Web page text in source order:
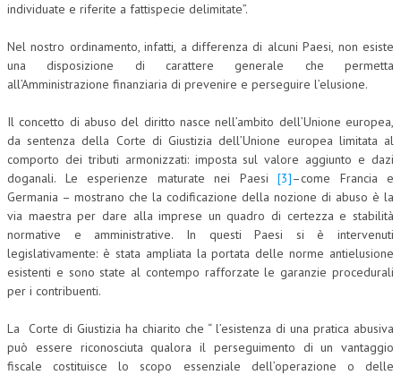
CORPORATE SOCIAL RESPONSIBILITY
ECONOMIA DELL’ARTE
INTERNAZIONALIZZAZIONE
HUMAN RESOURCES
MARKETING
TREASURY IN FINANCIAL SERVICES
RISK MANAGEMENT
L’UMANISTA
individuate e riferite a fattispecie delimitate”.
Nel nostro ordinamento, infatti, a differenza di alcuni Paesi, non esiste
una disposizione di carattere generale che permetta
all’Amministrazione finanziaria di prevenire e perseguire l’elusione.
Il concetto di abuso del diritto nasce nell’ambito dell’Unione europea,
da sentenza della Corte di Giustizia dell’Unione europea limitata al
comporto dei tributi armonizzati: imposta sul valore aggiunto e dazi
doganali. Le esperienze maturate nei Paesi [3]–come Francia e
Germania – mostrano che la codificazione della nozione di abuso è la
via maestra per dare alla imprese un quadro di certezza e stabilità
normative e amministrative. In questi Paesi si è intervenuti
legislativamente: è stata ampliata la portata delle norme antielusione
esistenti e sono state al contempo rafforzate le garanzie procedurali
per i contribuenti.
La Corte di Giustizia ha chiarito che “ l’esistenza di una pratica abusiva
può essere riconosciuta qualora il perseguimento di un vantaggio
fiscale costituisce lo scopo essenziale dell’operazione o delle